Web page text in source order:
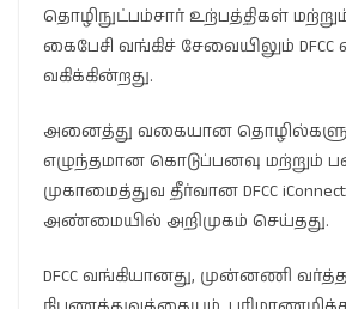
தொழிநுட்பம்சார் உற்பத்திகள்
கைபேசி வங்கிச் சேவையிலும்
வகிக்கின்றது.
அனைத்து வகையான
எழுந்தமான கொடுப்பனவு மற்றும்
முகாமைத்துவ தீர்வான DFCC
அண்மையில் அறிமுகம் செய்தது.
DFCC வங்கியானது, முன்னணி